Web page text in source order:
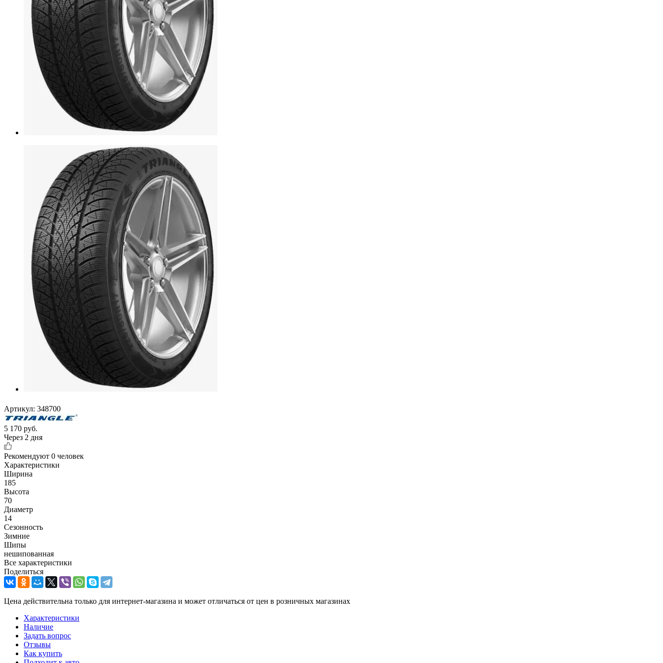
Артикул: 348700
5 170 руб.
Через 2 дня
Рекомендуют 0 человек
Характеристики
Ширина
185
Высота
70
Диаметр
14
Сезонность
Зимние
Шипы
нешипованная
Все характеристики
Поделиться
Цена действительна только для интернет-магазина и может отличаться от цен в розничных магазинах
Характеристики
Наличие
Задать вопрос
Отзывы
Как купить